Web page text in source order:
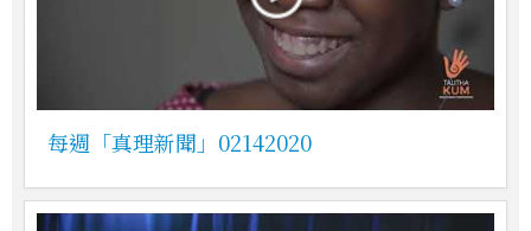
每週「真理新聞」02142020